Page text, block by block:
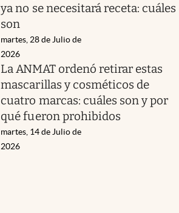
ya no se necesitará receta: cuáles
son
martes, 28 de Julio de
2026
La ANMAT ordenó retirar estas
mascarillas y cosméticos de
cuatro marcas: cuáles son y por
qué fueron prohibidos
martes, 14 de Julio de
2026